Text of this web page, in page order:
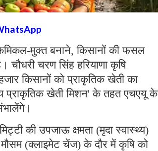
मुक्त बनाने, किसानों की फसल
चौधरी चरण सिंह हरियाणा कृषि
किसानों को प्राकृतिक खेती का
प्राकृतिक खेती मिशन' के तहत एचएयू के
की उपजाऊ क्षमता (मृदा स्वास्थ्य)
मौसम (क्लाइमेट चेंज) के दौर में कृषि को